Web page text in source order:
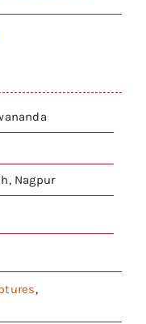
Nagpur
,